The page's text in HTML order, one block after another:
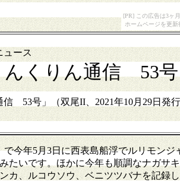
[PR] この広告は3ヶ
ホームページを更
ュース
んくりん通信 53
信 53号」（双尾II、2021年10月29日発
今年5月3日に西表島船浮でルリモンジ
たいです。ほかに今年も順調なナガサ
カ、ルコウソウ、ベニツツバナを記録